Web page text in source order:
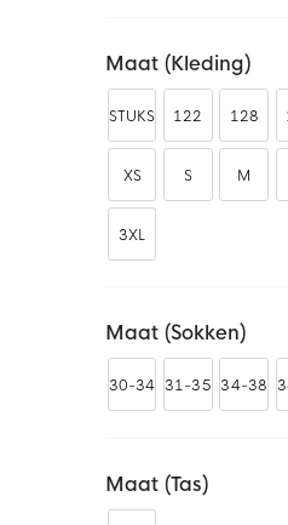
Trainingsjacks
Maat (kleding)
STUKS 122 128
XS S M
3XL
Maat (sokken)
30-34 31-35 34-38
Maat (tas)